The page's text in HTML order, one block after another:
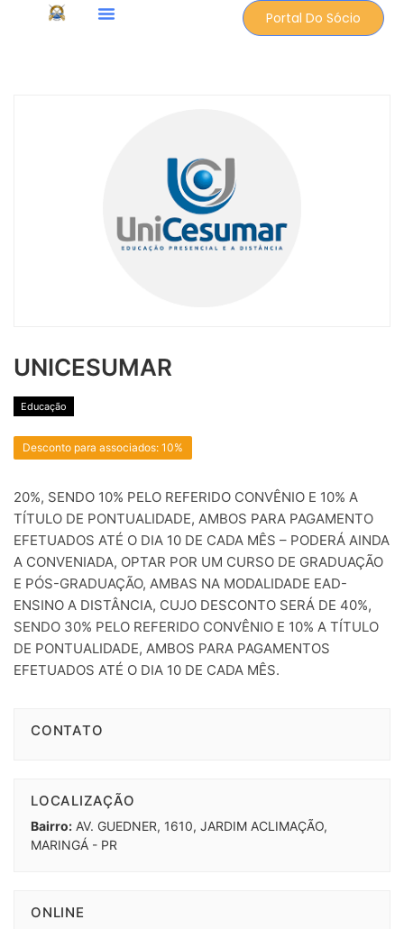
Portal Do Sócio
UNICESUMAR
Educação
Desconto para associados: 10%
20%, SENDO 10% PELO REFERIDO CONVÊNIO E 10% A
TÍTULO DE PONTUALIDADE, AMBOS PARA PAGAMENTO
EFETUADOS ATÉ O DIA 10 DE CADA MÊS – PODERÁ AINDA
A CONVENIADA, OPTAR POR UM CURSO DE GRADUAÇÃO
E PÓS-GRADUAÇÃO, AMBAS NA MODALIDADE EAD-
ENSINO A DISTÂNCIA, CUJO DESCONTO SERÁ DE 40%,
SENDO 30% PELO REFERIDO CONVÊNIO E 10% A TÍTULO
DE PONTUALIDADE, AMBOS PARA PAGAMENTOS
EFETUADOS ATÉ O DIA 10 DE CADA MÊS.
CONTATO
LOCALIZAÇÃO
Bairro: AV. GUEDNER, 1610, JARDIM ACLIMAÇÃO,
MARINGÁ - PR
ONLINE